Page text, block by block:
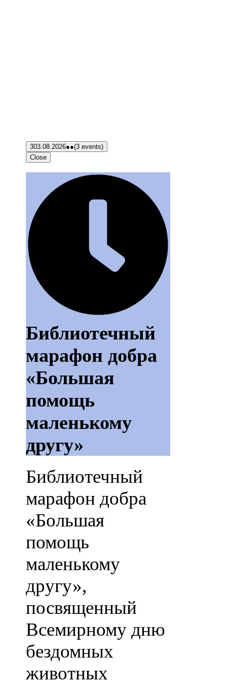
303.08.2026●●(3 events)
Close
Библиотечный
марафон добра
«Большая
помощь
маленькому
другу»
Библиотечный
марафон добра
«Большая
помощь
маленькому
другу»,
посвященный
Всемирному дню
бездомных
животных